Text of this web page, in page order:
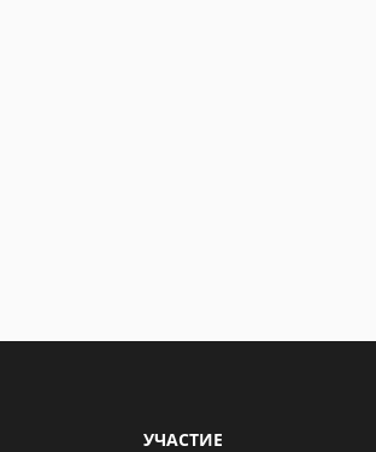
УЧАСТИЕ